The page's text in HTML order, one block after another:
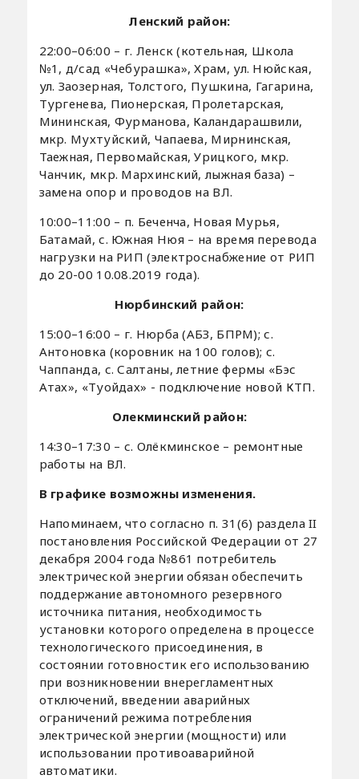
Ленский район:
22:00–06:00 – г. Ленск (котельная, Школа
№1, д/сад «Чебурашка», Храм, ул. Нюйская,
ул. Заозерная, Толстого, Пушкина, Гагарина,
Тургенева, Пионерская, Пролетарская,
Мининская, Фурманова, Каландарашвили,
мкр. Мухтуйский, Чапаева, Мирнинская,
Таежная, Первомайская, Урицкого, мкр.
Чанчик, мкр. Мархинский, лыжная база) –
замена опор и проводов на ВЛ.
10:00–11:00 – п. Беченча, Новая Мурья,
Батамай, с. Южная Нюя – на время перевода
нагрузки на РИП (электроснабжение от РИП
до 20-00 10.08.2019 года).
Нюрбинский район:
15:00–16:00 – г. Нюрба (АБЗ, БПРМ); с.
Антоновка (коровник на 100 голов); с.
Чаппанда, с. Салтаны, летние фермы «Бэс
Атах», «Туойдах» - подключение новой КТП.
Олекминский район:
14:30–17:30 – с. Олёкминское – ремонтные
работы на ВЛ.
В графике возможны изменения.
Напоминаем, что согласно п. 31(6) раздела II
постановления Российской Федерации от 27
декабря 2004 года №861 потребитель
электрической энергии обязан обеспечить
поддержание автономного резервного
источника питания, необходимость
установки которого определена в процессе
технологического присоединения, в
состоянии готовностик его использованию
при возникновении внерегламентных
отключений, введении аварийных
ограничений режима потребления
электрической энергии (мощности) или
использовании противоаварийной
автоматики.